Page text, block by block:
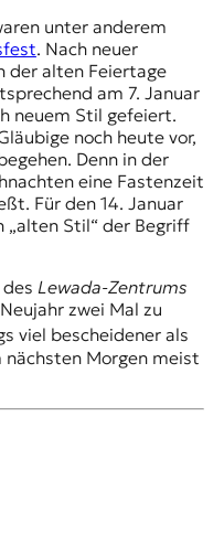
unter anderem
. Nach neuer
der alten Feiertage
am 7. Januar
neuem Stil gefeiert.
noch heute vor,
Denn in der
eine Fastenzeit
Für den 14. Januar
„alten Stil“ der Begriff
Lewada-Zentrums
zwei Mal zu
viel bescheidener als
nächsten Morgen meist